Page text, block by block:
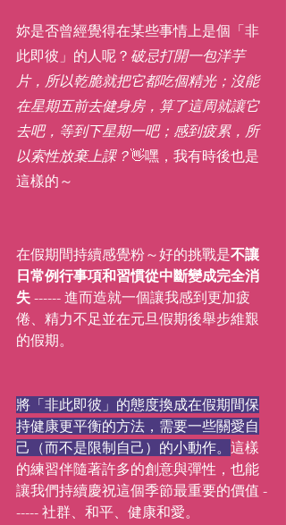
妳是否曾經覺得在某些事情上是個「非
此即彼」的人呢？ 破忌打開一包洋芋
片，所以乾脆就把它都吃個精光；沒能
在星期五前去健身房，算了這周就讓它
去吧，等到下星期一吧；感到疲累，所
以索性放棄上課？👋嘿，我有時後也是
這樣的～
在假期間持續感覺粉～好的挑戰是不讓
日常例行事項和習慣從中斷變成完全消
失 ------ 進而造就一個讓我感到更加疲
倦、精力不足並在元旦假期後舉步維艱
的假期。
將「非此即彼」的態度換成在假期間保
持健康更平衡的方法，需要一些關愛自
己（而不是限制自己）的小動作。 這樣
的練習伴隨著許多的創意與彈性，也能
讓我們持續慶祝這個季節最重要的價值 -
----- 社群、和平、健康和愛。